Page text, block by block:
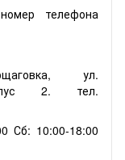
телефона
ул.
2. тел.
Сб: 10:00-18:00